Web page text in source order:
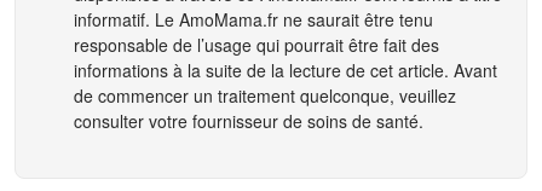
informatif. Le AmoMama.fr ne saurait être tenu
responsable de l’usage qui pourrait être fait des
informations à la suite de la lecture de cet article. Avant
de commencer un traitement quelconque, veuillez
consulter votre fournisseur de soins de santé.